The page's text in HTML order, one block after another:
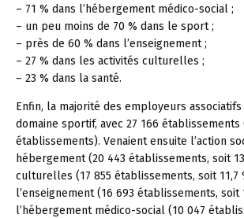
– 71 % dans l’hébergement médico-social ;
– un peu moins de 70 % dans le sport ;
– près de 60 % dans l’enseignement ;
– 27 % dans les activités culturelles ;
– 23 % dans la santé.
Enfin, la majorité des employeurs
domaine sportif, avec 27 166 établissements
établissements). Venaient ensuite l’action
hébergement (20 443 établissements, soit
culturelles (17 855 établissements, soit 11,7
l’enseignement (16 693 établissements, soit
l’hébergement médico-social (10 047